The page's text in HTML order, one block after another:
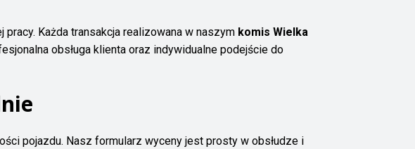
Każda transakcja realizowana w naszym komis Wielka
obsługa klienta oraz indywidualne podejście do
pojazdu. Nasz formularz wyceny jest prosty w obsłudze i